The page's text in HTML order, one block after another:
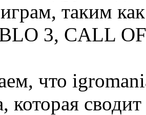
таким
3, CALL
что
которая